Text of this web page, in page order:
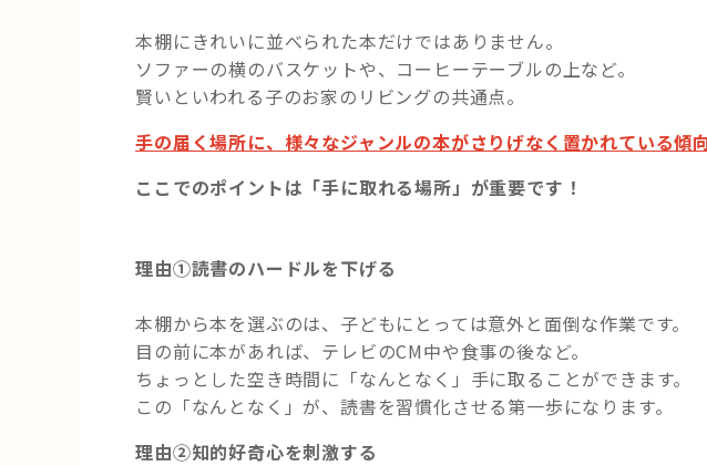
本棚にきれいに並べられた本だけではありません。
ソファーの横のバスケットや、コーヒーテーブルの上など。
賢いといわれる子のお家のリビングの共通点。
手の届く場所に、様々なジャンルの本がさりげなく置かれている傾向
ここでのポイントは「手に取れる場所」が重要です！
理由①読書のハードルを下げる
本棚から本を選ぶのは、子どもにとっては意外と面倒な作業です。
目の前に本があれば、テレビのCM中や食事の後など。
ちょっとした空き時間に「なんとなく」手に取ることができます。
この「なんとなく」が、読書を習慣化させる第一歩になります。
理由②知的好奇心を刺激する